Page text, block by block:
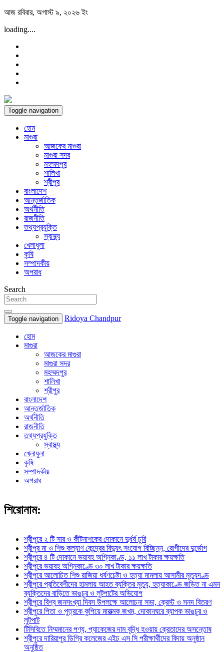
Skip
content
আজ রবিবার, অগাস্ট ৯, ২০২৬ ইং
loading....
Toggle navigation
হোম
মাগুরা
আজকের মাগুরা
মাগুরা সদর
মহম্মদপুর
শালিখা
শ্রীপুর
বাংলাদেশ
আন্তর্জাতিক
অর্থনীতি
রাজনীতি
তথ্যপ্রযুক্তি
স্বাস্থ্য
খেলাধুলা
কৃষি
সম্পাদকীয়
অপরাধ
Search
Toggle navigation Ridoya Chandpur
হোম
মাগুরা
আজকের মাগুরা
মাগুরা সদর
মহম্মদপুর
শালিখা
শ্রীপুর
বাংলাদেশ
আন্তর্জাতিক
অর্থনীতি
রাজনীতি
তথ্যপ্রযুক্তি
স্বাস্থ্য
খেলাধুলা
কৃষি
সম্পাদকীয়
অপরাধ
শিরোনাম:
শ্রীপুরে ২ টি সার ও কীটনাশকের দোকানে দুর্ধর্ষ চুরি
শ্রীপুর মা ও শিশু কল্যাণ কেন্দ্রের বিদ্যুৎ সংযোগ বিচ্ছিন্ন, রোগীদের দুর্ভোগ
শ্রীপুরে ৪ টি দোকানে ভয়াবহ অগ্নিকাণ্ড, ১১ লাখ টাকার ক্ষয়ক্ষতি
শ্রীপুরে ভয়াবহ অগ্নিকাণ্ডে ৩০ লাখ টাকার ক্ষয়ক্ষতি
শ্রীপুরে আলোচিত শিশু রাজিয়া ধর্ষণচেষ্টা ও হত্যা মামলায় আসামীর মৃত্যুদণ্ড
শ্রীপুরে প্রতিবেশীদের হামলায় আহত ব্যক্তির মৃত্যু, হত্যাকাণ্ডে জড়িত না এমন
ব্যক্তিদের বাড়িতে ভাঙচুর ও লুটপাটের অভিযোগ
শ্রীপুরে বিশ্ব জনসংখ্যা দিবস উপলক্ষে আলোচনা সভা, ক্রেস্ট ও সনদ বিতরণ
শ্রীপুরে পিতা ও পুত্রকে কুপিয়ে মারাত্মক জখম, দোকানঘরে ব্যাপক ভাঙচুর ও
লুটপাট
টিসিবিতে নিম্মমানের পণ্য, প্যাকেজের দাম বৃদ্ধি হওয়ায় ক্রেতাদের অসন্তোষ
শ্রীপুরে দারিয়াপুর ডিগ্রি কলেজের এইচ এস সি পরীক্ষার্থীদের বিদায় অনুষ্ঠান
অনুষ্ঠিত